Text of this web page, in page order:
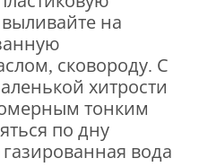
на
сковороду. С
хитрости
тонким
по дну
вода